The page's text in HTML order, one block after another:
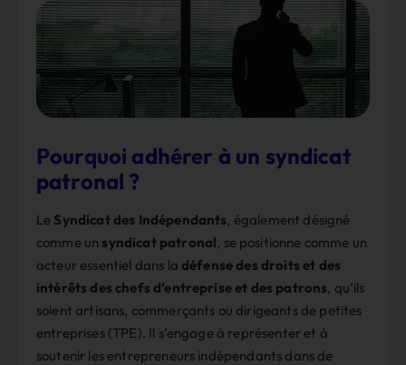
Pourquoi adhérer à un syndicat
patronal ?
Le Syndicat des Indépendants, également désigné
comme un syndicat patronal, se positionne comme un
acteur essentiel dans ladéfense des droits et des
intérêts des chefs d’entreprise et des patrons, qu’ils
soient artisans, commerçants ou dirigeants de petites
entreprises (TPE). Il s’engage à représenter et à
soutenir les entrepreneurs indépendants dans de